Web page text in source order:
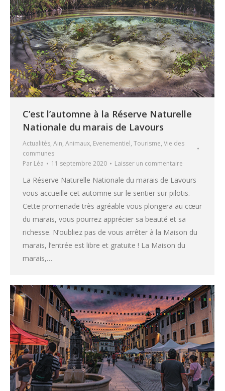
C’est l’automne à la Réserve Naturelle
Nationale du marais de Lavours
Actualités, Ain, Animaux, Evenementiel, Tourisme, Vie des
communes
Par Léa 11 septembre 2020 Laisser un commentaire
La Réserve Naturelle Nationale du marais de Lavours
vous accueille cet automne sur le sentier sur pilotis.
Cette promenade très agréable vous plongera au cœur
du marais, vous pourrez apprécier sa beauté et sa
richesse. N’oubliez pas de vous arrêter à la Maison du
marais, l’entrée est libre et gratuite ! La Maison du
marais,…